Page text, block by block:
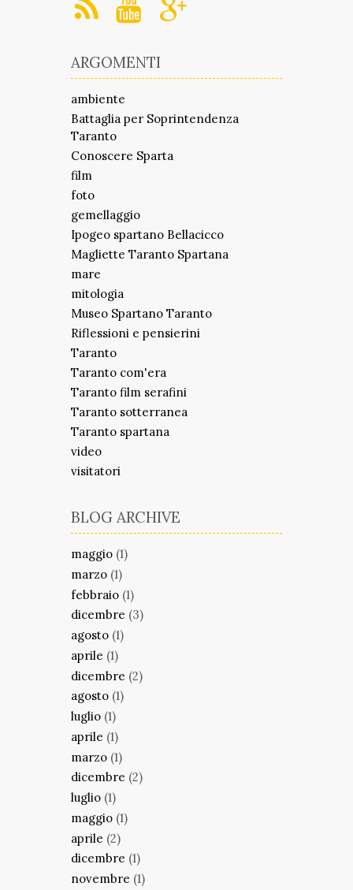
ARGOMENTI
ambiente
Battaglia per Soprintendenza
Taranto
Conoscere Sparta
film
foto
gemellaggio
Ipogeo spartano Bellacicco
Magliette Taranto Spartana
mare
mitologia
Museo Spartano Taranto
Riflessioni e pensierini
Taranto
Taranto com'era
Taranto film serafini
Taranto sotterranea
Taranto spartana
video
visitatori
BLOG ARCHIVE
maggio (1)
marzo (1)
febbraio (1)
dicembre (3)
agosto (1)
aprile (1)
dicembre (2)
agosto (1)
luglio (1)
aprile (1)
marzo (1)
dicembre (2)
luglio (1)
maggio (1)
aprile (2)
dicembre (1)
novembre (1)